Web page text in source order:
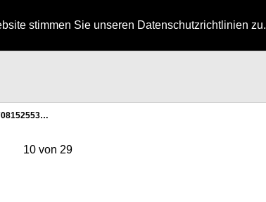
stimmen Sie unseren Datenschutzrichtlinien zu.
10 von 29